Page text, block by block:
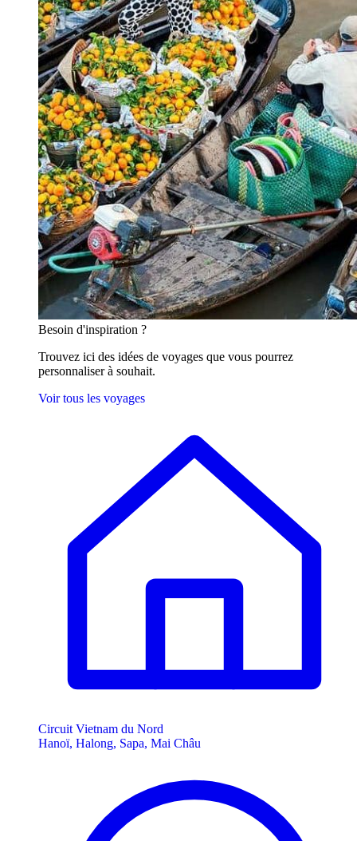
Besoin d'inspiration ?
Trouvez ici des idées de voyages que vous pourrez
personnaliser à souhait.
Voir tous les voyages
Circuit Vietnam du Nord
Hanoï, Halong, Sapa, Mai Châu